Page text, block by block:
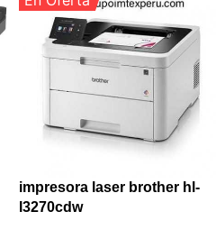
impresora laser brother hl-
l3270cdw